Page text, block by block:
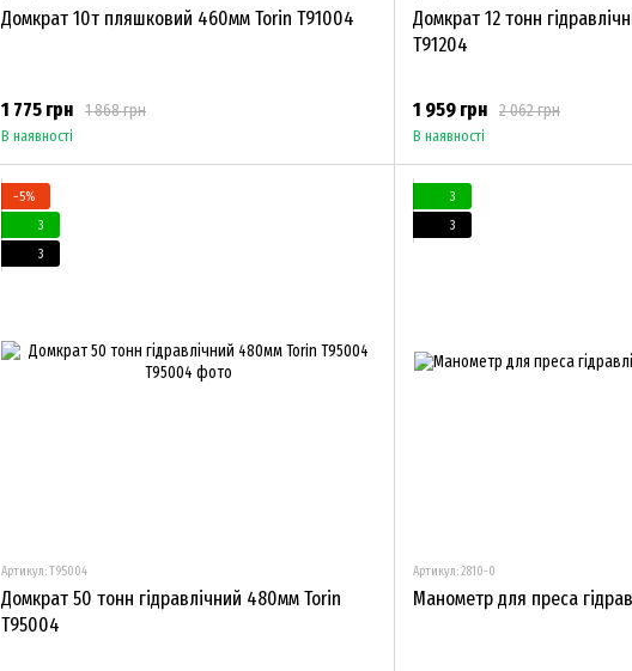
Домкрат 10т пляшковий 460мм Torin T91004
1 868 грн
1 775 грн
В наявності
Домкрат 12 тонн
T91204
2 062 грн
1 959 грн
В наявності
−5%
3
3
Артикул: T95004
Домкрат 50 тонн гідравлічний 480мм Torin
T95004
3
3
Артикул: 2810-0
Манометр для преса